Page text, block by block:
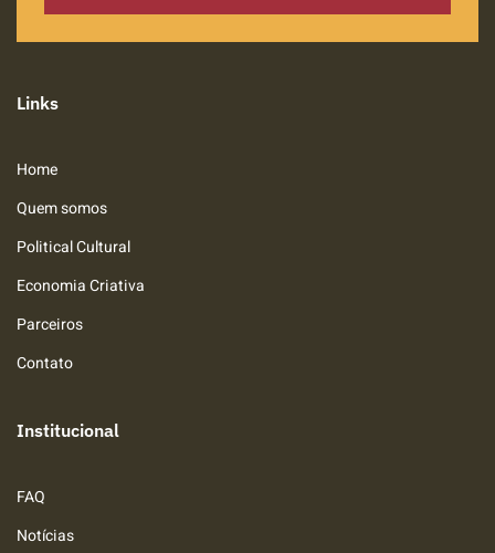
Links
Home
Quem somos
Political Cultural
Economia Criativa
Parceiros
Contato
Institucional
FAQ
Notícias